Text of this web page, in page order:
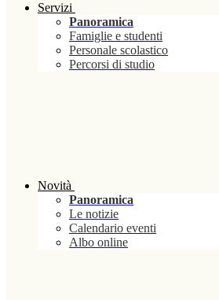
Servizi
Panoramica
Famiglie e studenti
Personale scolastico
Percorsi di studio
Novità
Panoramica
Le notizie
Calendario eventi
Albo online